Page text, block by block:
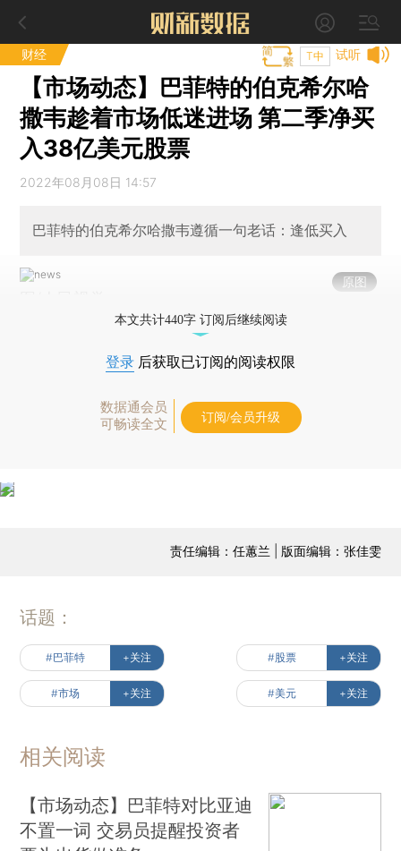
财经 试听
T中
【市场动态】巴菲特的伯克希尔哈
撒韦趁着市场低迷进场 第二季净买
入38亿美元股票
2022年08月08日 14:57
巴菲特的伯克希尔哈撒韦遵循一句老话：逢低买入
原图
本文共计440字 订阅后继续阅读
登录 后获取已订阅的阅读权限
数据通会员
可畅读全文
订阅/会员升级
责任编辑：任蕙兰 | 版面编辑：张佳雯
话题：
#巴菲特 +关注 #股票 +关注
#市场 +关注 #美元 +关注
相关阅读
【市场动态】巴菲特对比亚迪
不置一词 交易员提醒投资者